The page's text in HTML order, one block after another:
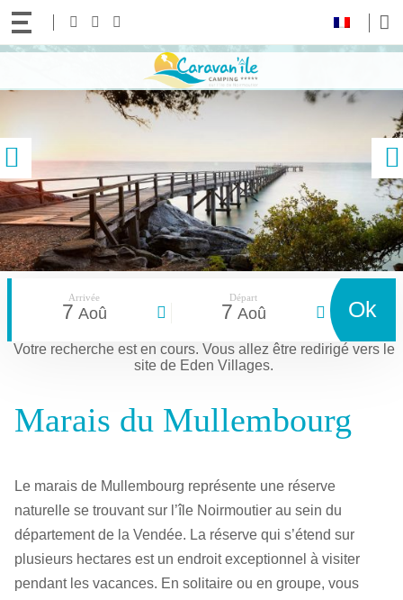
Suivez-
!
Facebook
Instagram
langue
Aller
contenu
Arrivée
7 Aoû
Départ
7 Aoû Ok
Votre recherche est en cours. Vous allez être redirigé vers le
site de Eden Villages.
Marais du Mullembourg
Le marais de Mullembourg représente une réserve
naturelle se trouvant sur l’île Noirmoutier au sein du
département de la Vendée. La réserve qui s’étend sur
plusieurs hectares est un endroit exceptionnel à visiter
pendant les vacances. En solitaire ou en groupe, vous